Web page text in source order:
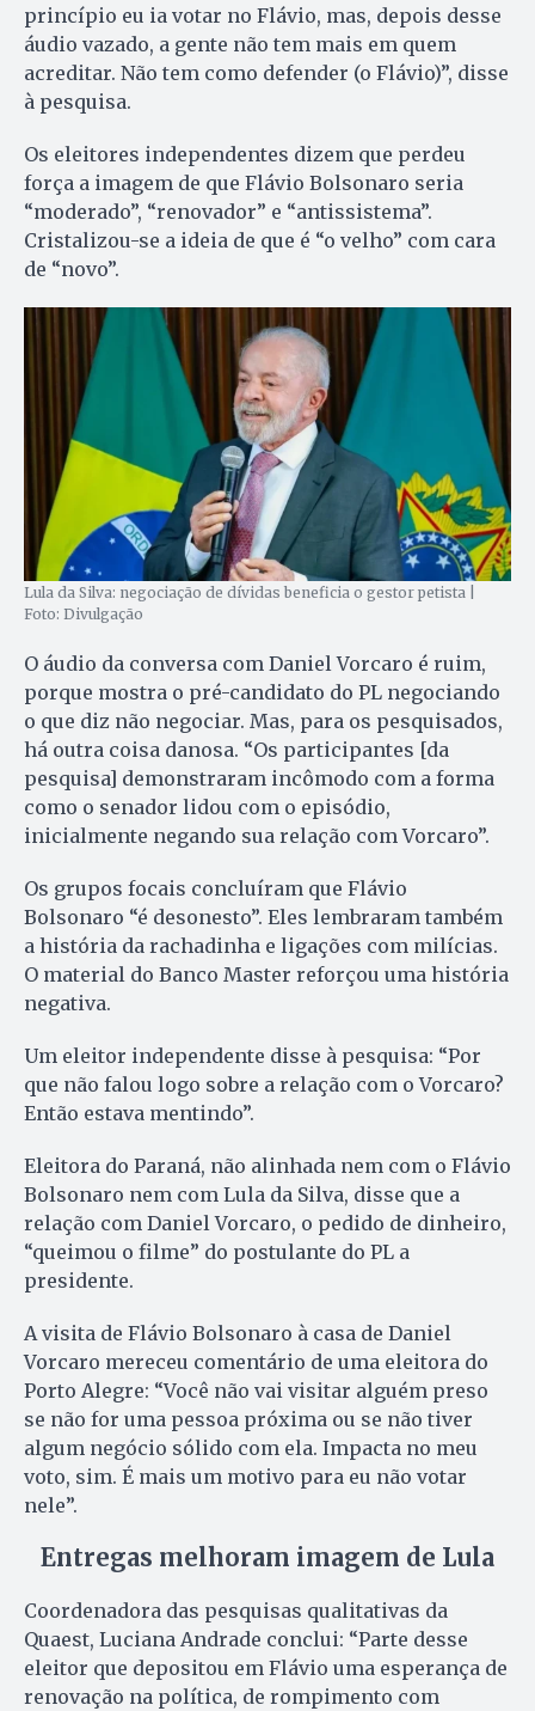
princípio eu ia votar no Flávio, mas, depois desse
áudio vazado, a gente não tem mais em quem
acreditar. Não tem como defender (o Flávio)”, disse
à pesquisa.
Os eleitores independentes dizem que perdeu
força a imagem de que Flávio Bolsonaro seria
“moderado”, “renovador” e “antissistema”.
Cristalizou-se a ideia de que é “o velho” com cara
de “novo”.
Lula da Silva: negociação de dívidas beneficia o gestor petista |
Foto: Divulgação
O áudio da conversa com Daniel Vorcaro é ruim,
porque mostra o pré-candidato do PL negociando
o que diz não negociar. Mas, para os pesquisados,
há outra coisa danosa. “Os participantes [da
pesquisa] demonstraram incômodo com a forma
como o senador lidou com o episódio,
inicialmente negando sua relação com Vorcaro”.
Os grupos focais concluíram que Flávio
Bolsonaro “é desonesto”. Eles lembraram também
a história da rachadinha e ligações com milícias.
O material do Banco Master reforçou uma história
negativa.
Um eleitor independente disse à pesquisa: “Por
que não falou logo sobre a relação com o Vorcaro?
Então estava mentindo”.
Eleitora do Paraná, não alinhada nem com o Flávio
Bolsonaro nem com Lula da Silva, disse que a
relação com Daniel Vorcaro, o pedido de dinheiro,
“queimou o filme” do postulante do PL a
presidente.
A visita de Flávio Bolsonaro à casa de Daniel
Vorcaro mereceu comentário de uma eleitora do
Porto Alegre: “Você não vai visitar alguém preso
se não for uma pessoa próxima ou se não tiver
algum negócio sólido com ela. Impacta no meu
voto, sim. É mais um motivo para eu não votar
nele”.
Entregas melhoram imagem de Lula
Coordenadora das pesquisas qualitativas da
Quaest, Luciana Andrade conclui: “Parte desse
eleitor que depositou em Flávio uma esperança de
renovação na política, de rompimento com